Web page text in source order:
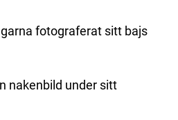
fotograferat sitt bajs
nakenbild under sitt